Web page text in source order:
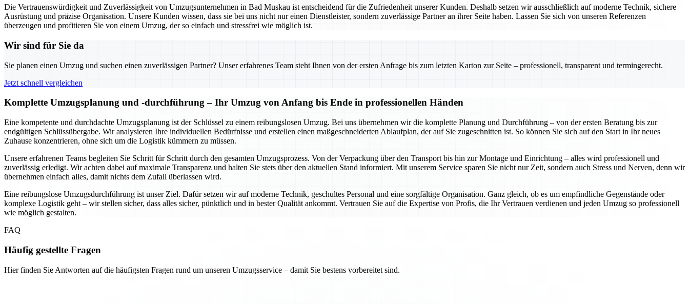
Die Vertrauenswürdigkeit und Zuverlässigkeit von Umzugsunternehmen in Bad Muskau ist entscheidend für die Zufriedenheit unserer Kunden. Deshalb setzen wir ausschließlich auf moderne Technik, sichere
Ausrüstung und präzise Organisation. Unsere Kunden wissen, dass sie bei uns nicht nur einen Dienstleister, sondern zuverlässige Partner an ihrer Seite haben. Lassen Sie sich von unseren Referenzen
überzeugen und profitieren Sie von einem Umzug, der so einfach und stressfrei wie möglich ist.
Wir sind für Sie da
Sie planen einen Umzug und suchen einen zuverlässigen Partner? Unser erfahrenes Team steht Ihnen von der ersten Anfrage bis zum letzten Karton zur Seite – professionell, transparent und termingerecht.
Jetzt schnell vergleichen
Komplette Umzugsplanung und -durchführung – Ihr Umzug von Anfang bis Ende in professionellen Händen
Eine kompetente und durchdachte Umzugsplanung ist der Schlüssel zu einem reibungslosen Umzug. Bei uns übernehmen wir die komplette Planung und Durchführung – von der ersten Beratung bis zur
endgültigen Schlüssübergabe. Wir analysieren Ihre individuellen Bedürfnisse und erstellen einen maßgeschneiderten Ablaufplan, der auf Sie zugeschnitten ist. So können Sie sich auf den Start in Ihr neues
Zuhause konzentrieren, ohne sich um die Logistik kümmern zu müssen.
Unsere erfahrenen Teams begleiten Sie Schritt für Schritt durch den gesamten Umzugsprozess. Von der Verpackung über den Transport bis hin zur Montage und Einrichtung – alles wird professionell und
zuverlässig erledigt. Wir achten dabei auf maximale Transparenz und halten Sie stets über den aktuellen Stand informiert. Mit unserem Service sparen Sie nicht nur Zeit, sondern auch Stress und Nerven, denn wir
übernehmen einfach alles, damit nichts dem Zufall überlassen wird.
Eine reibungslose Umzugsdurchführung ist unser Ziel. Dafür setzen wir auf moderne Technik, geschultes Personal und eine sorgfältige Organisation. Ganz gleich, ob es um empfindliche Gegenstände oder
komplexe Logistik geht – wir stellen sicher, dass alles sicher, pünktlich und in bester Qualität ankommt. Vertrauen Sie auf die Expertise von Profis, die Ihr Vertrauen verdienen und jeden Umzug so professionell
wie möglich gestalten.
FAQ
Häufig gestellte Fragen
Hier finden Sie Antworten auf die häufigsten Fragen rund um unseren Umzugsservice – damit Sie bestens vorbereitet sind.